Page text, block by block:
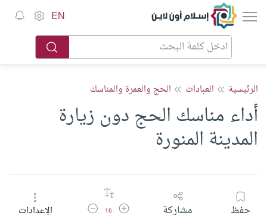
إسلام أون لاين EN
الرئيسية العبادات الحج والعمرة والمناسك
أداء مناسك الحج دون زيارة
المدينة المنورة
حفظ مشاركة زيادة حجم الخط
16 تقليل حجم الخطالإعدادات